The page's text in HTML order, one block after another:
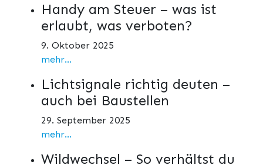
Handy am Steuer – was ist
erlaubt, was verboten?
9. Oktober 2025
mehr...
Lichtsignale richtig deuten –
auch bei Baustellen
29. September 2025
mehr...
Wildwechsel – So verhältst du